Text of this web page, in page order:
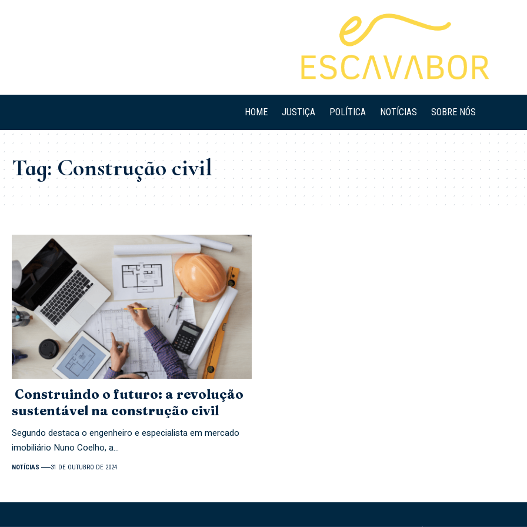
HOME JUSTIÇA POLÍTICA NOTÍCIAS SOBRE NÓS
Tag:Construção civil
Construindo o futuro: a revolução
sustentável na construção civil
Segundo destaca o engenheiro e especialista em mercado
imobiliário Nuno Coelho, a…
NOTÍCIAS 31 DE OUTUBRO DE 2024